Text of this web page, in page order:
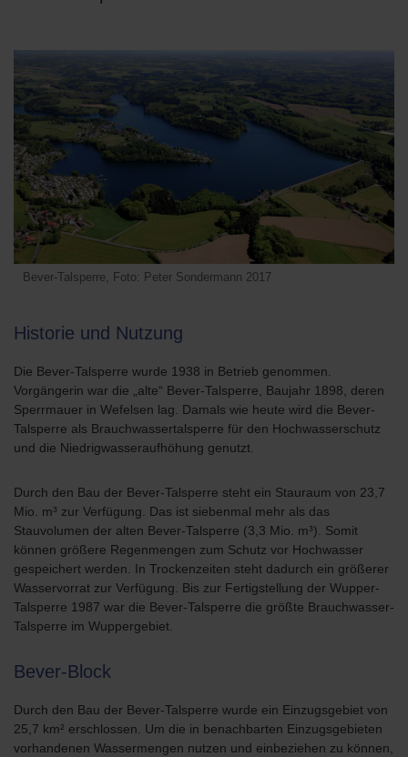
Bever-Talsperre, Foto: Peter Sondermann 2017
Historie und Nutzung
Die Bever-Talsperre wurde 1938 in Betrieb genommen.
Vorgängerin war die „alte“ Bever-Talsperre, Baujahr 1898, deren
Sperrmauer in Wefelsen lag. Damals wie heute wird die Bever-
Talsperre als Brauchwassertalsperre für den Hochwasserschutz
und die Niedrigwasseraufhöhung genutzt.
Durch den Bau der Bever-Talsperre steht ein Stauraum von 23,7
Mio. m³ zur Verfügung. Das ist siebenmal mehr als das
Stauvolumen der alten Bever-Talsperre (3,3 Mio. m³). Somit
können größere Regenmengen zum Schutz vor Hochwasser
gespeichert werden. In Trockenzeiten steht dadurch ein größerer
Wasservorrat zur Verfügung. Bis zur Fertigstellung der Wupper-
Talsperre 1987 war die Bever-Talsperre die größte Brauchwasser-
Talsperre im Wuppergebiet.
Bever-Block
Durch den Bau der Bever-Talsperre wurde ein Einzugsgebiet von
25,7 km² erschlossen. Um die in benachbarten Einzugsgebieten
vorhandenen Wassermengen nutzen und einbeziehen zu können,